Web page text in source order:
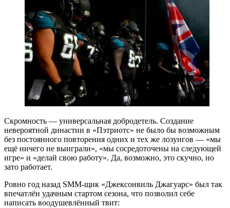
Скромность — универсальная добродетель. Создание
невероятной династии в «Пэтриотс» не было бы возможным
без постоянного повторения одних и тех же лозунгов — «мы
ещё ничего не выиграли», «мы сосредоточены на следующей
игре» и «делай свою работу». Да, возможно, это скучно, но
зато работает.
Ровно год назад SMM-щик «Джексонвиль Джагуарс» был так
впечатлён удачным стартом сезона, что позволил себе
написать воодушевлённый твит: